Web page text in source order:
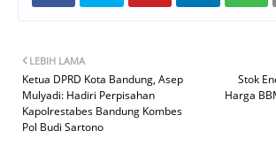
Stok
Harga
LEBIH LAMA
Ketua DPRD Kota Bandung, Asep
Mulyadi: Hadiri Perpisahan
Kapolrestabes Bandung Kombes
Pol Budi Sartono